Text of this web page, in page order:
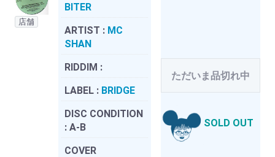
店舗
BITER
ARTIST : MC
SHAN
RIDDIM :
LABEL : BRIDGE
DISC CONDITION
: A-B
COVER
ただいま品切れ中
SOLD OUT